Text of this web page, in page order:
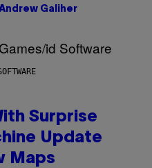
Galiher
Surprise
Update
Maps